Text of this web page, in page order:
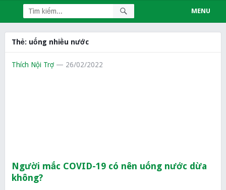
MENU
Thẻ: uống nhiều nước
Thích Nội Trợ — 26/02/2022
Người mắc COVID-19 có nên uống nước dừa
không?